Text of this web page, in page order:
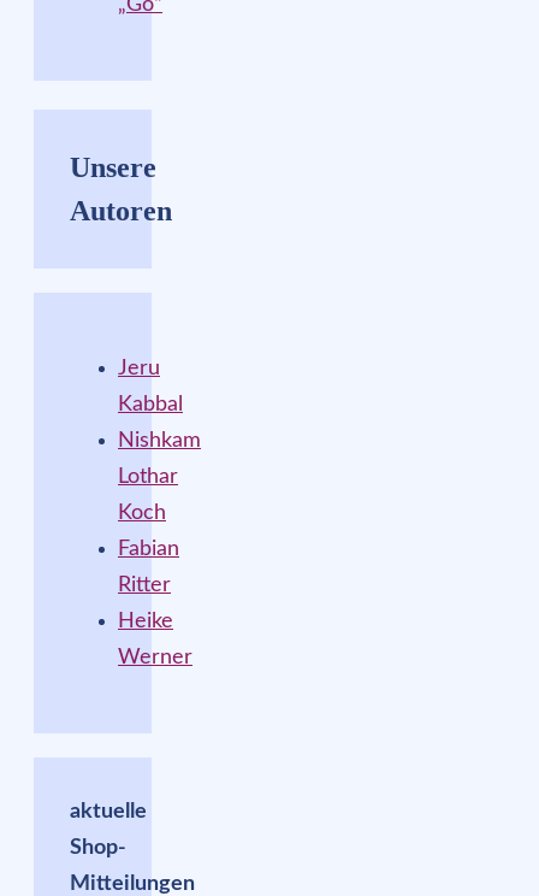
„Go“
Unsere
Autoren
Jeru
Kabbal
Nishkam
Lothar
Koch
Fabian
Ritter
Heike
Werner
aktuelle
Shop-
Mitteilungen